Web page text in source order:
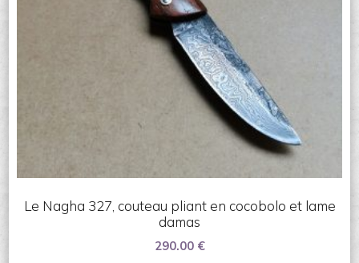
Le Nagha 327, couteau pliant en cocobolo et lame
damas
290.00 €